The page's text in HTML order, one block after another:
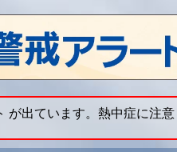
出ています。熱中症に注意